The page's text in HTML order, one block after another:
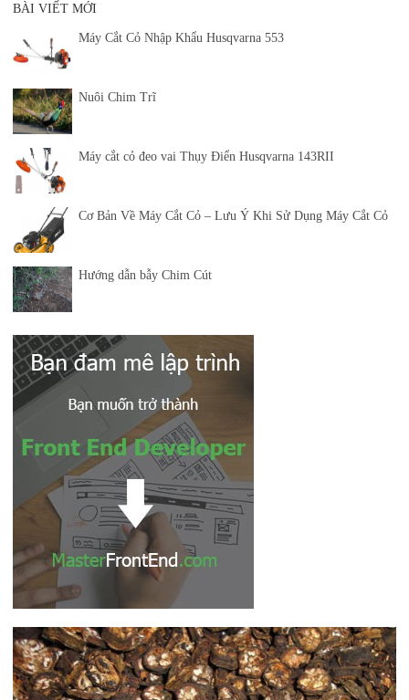
BÀI VIẾT MỚI
Máy Cắt Cỏ Nhập Khẩu Husqvarna 553
Nuôi Chim Trĩ
Máy cắt cỏ đeo vai Thụy Điển Husqvarna 143RII
Cơ Bản Về Máy Cắt Cỏ – Lưu Ý Khi Sử Dụng Máy Cắt Cỏ
Hướng dẫn bẫy Chim Cút